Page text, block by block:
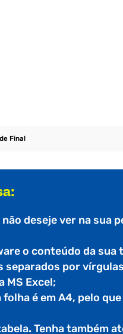
Final
deseje ver na sua
o conteúdo da sua
separados por
MS Excel;
é em A4, pelo
.Tenha também